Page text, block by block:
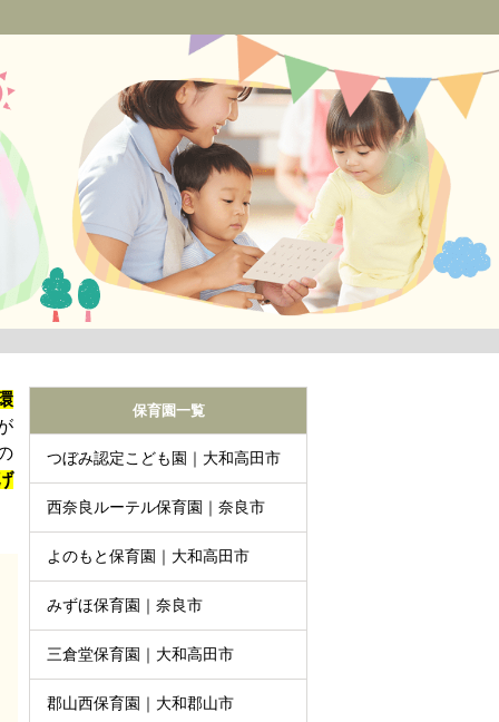
保育園一覧
つぼみ認定こども園｜大和高田市
西奈良ルーテル保育園｜奈良市
よのもと保育園｜大和高田市
みずほ保育園｜奈良市
三倉堂保育園｜大和高田市
郡山西保育園｜大和郡山市